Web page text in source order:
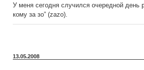
У меня сегодня случился очередной
кому за зо” (zazo).
13.05.2008